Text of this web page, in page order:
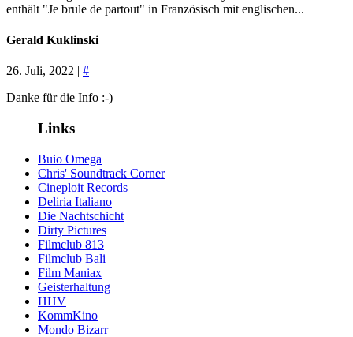
enthält "Je brule de partout" in Französisch mit englischen...
Gerald Kuklinski
26. Juli, 2022 | #
Danke für die Info :-)
Links
Buio Omega
Chris' Soundtrack Corner
Cineploit Records
Deliria Italiano
Die Nachtschicht
Dirty Pictures
Filmclub 813
Filmclub Bali
Film Maniax
Geisterhaltung
HHV
KommKino
Mondo Bizarr